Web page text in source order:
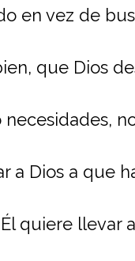
en vez de
que Dios
a Dios a que
quiere llevar